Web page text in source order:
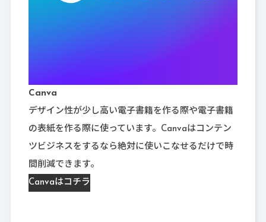
Canva
デザイン性が少し高い電子書籍を作る際や電子書籍
の表紙を作る際に使っています。Canvaはコンテン
ツビジネスをするなら絶対に使いこなせるだけで時
間削減できます。
Canvaはコチラ